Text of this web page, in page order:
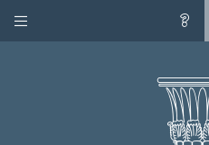
kategóriák
súgó